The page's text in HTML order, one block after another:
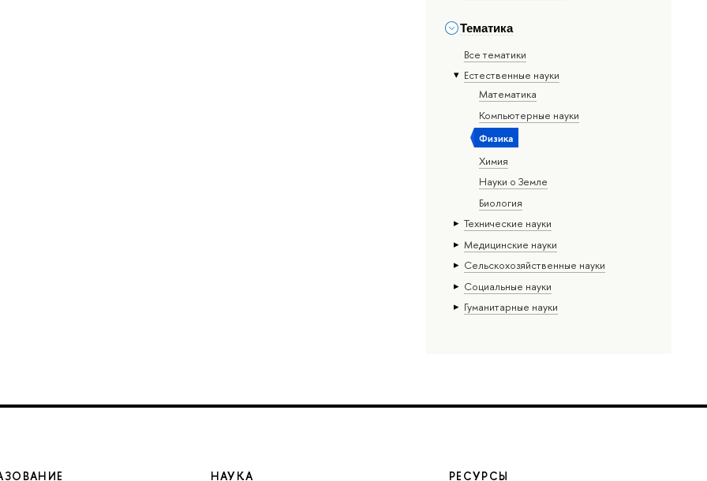
Тематика
Все тематики
Естественные науки
Математика
Компьютерные науки
Физика
Химия
Науки о Земле
Биология
Тех­ничес­кие науки
Медицинские науки
Сельскохозяйственные науки
Социальные науки
Гуманитарные науки
НАУКА
РЕСУРСЫ